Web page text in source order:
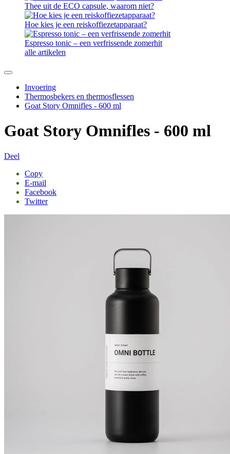
Thee uit de ECO capsule, waarom niet?
Hoe kies je een reiskoffiezetapparaat?
Espresso tonic – een verfrissende zomerhit
alle artikelen
Invoering
Thermosbekers en thermosflessen
Goat Story Omnifles - 600 ml
Goat Story Omnifles - 600 ml
Deel
Copy
E-mail
Facebook
Twitter